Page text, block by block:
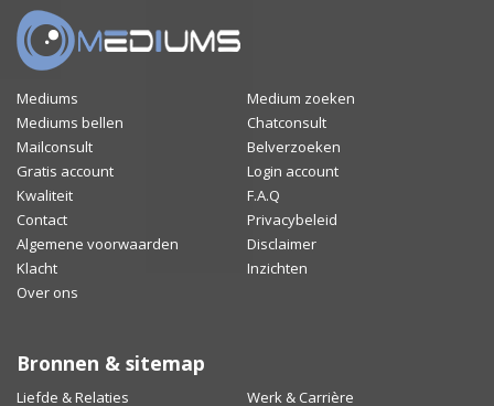
Mediums
Medium zoeken
Mediums bellen
Chatconsult
Mailconsult
Belverzoeken
Gratis account
Login account
Kwaliteit
F.A.Q
Contact
Privacybeleid
Algemene voorwaarden
Disclaimer
Klacht
Inzichten
Over ons
Bronnen & sitemap
Liefde & Relaties Werk & Carrière